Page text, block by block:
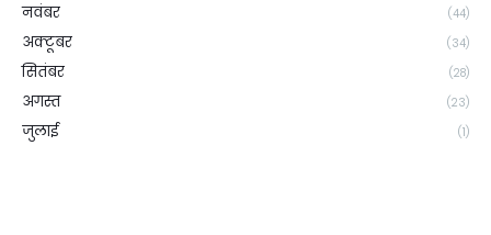
नवंबर (44)
अक्टूबर (34)
सितंबर (28)
अगस्त (23)
जुलाई (1)